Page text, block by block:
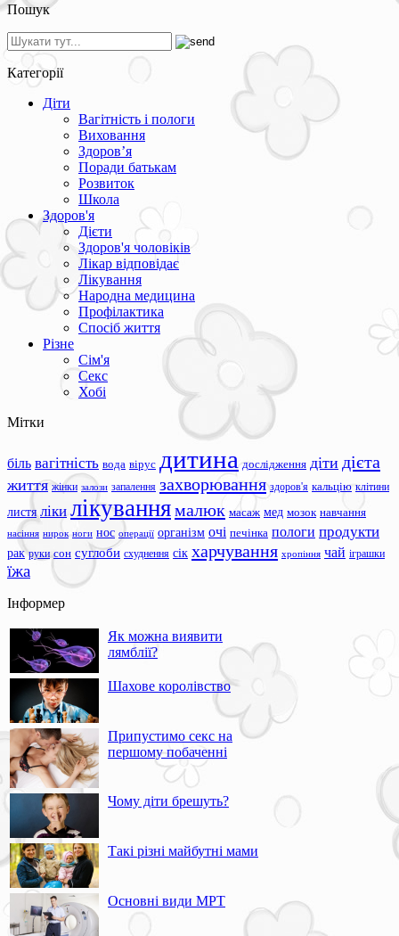
Пошук
Категорії
Діти
Вагітність і пологи
Виховання
Здоров’я
Поради батькам
Розвиток
Школа
Здоров'я
Дієти
Здоров'я чоловіків
Лікар відповідає
Лікування
Народна медицина
Профілактика
Спосіб життя
Різне
Сім'я
Секс
Хобі
Мітки
біль вагітність вода вірус дитина дослідження діти дієта
життя жінки залози запалення захворювання здоров'я кальцію клітини
листя ліки лікуваннямалюк масаж мед мозок навчання
насіння нирок ноги нос операції організм очі печінка пологи продукти
рак руки сон суглоби схуднення сік харчування хропіння чай іграшки
їжа
Інформер
Як можна виявити
лямблії?
Шахове королівство
Припустимо секс на
першому побаченні
Чому діти брешуть?
Такі різні майбутні мами
Основні види МРТ